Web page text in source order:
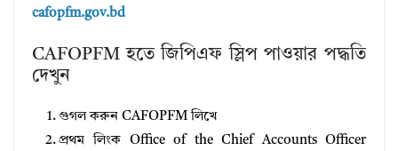
cafopfm.gov.bd
CAFOPFM হতে জিপিএফ স্লিপ পাওয়ার পদ্ধতি
দেখুন
গুগল করুন CAFOPFM লিখে
প্রথম লিংক Office of the Chief Accounts Officer